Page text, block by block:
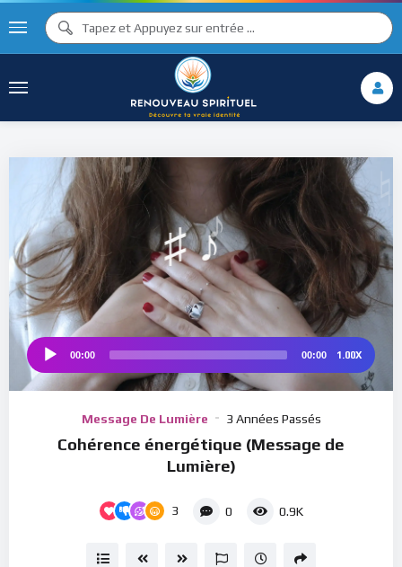
♫ ♩
♩
♯ ♪ ♯ ♬
♫
♮
Audio
00:00 00:00 1.00X
Message De Lumière 3 Années Passés
Cohérence énergétique (Message de
Lumière)
3 0 0.9K